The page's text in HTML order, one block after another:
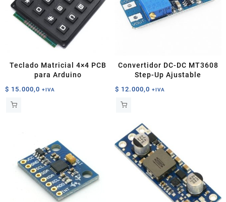
Teclado Matricial 4×4 PCB
para Arduino
$ 15.000,0 +IVA
Convertidor DC-DC MT3608
Step-Up Ajustable
$ 12.000,0 +IVA